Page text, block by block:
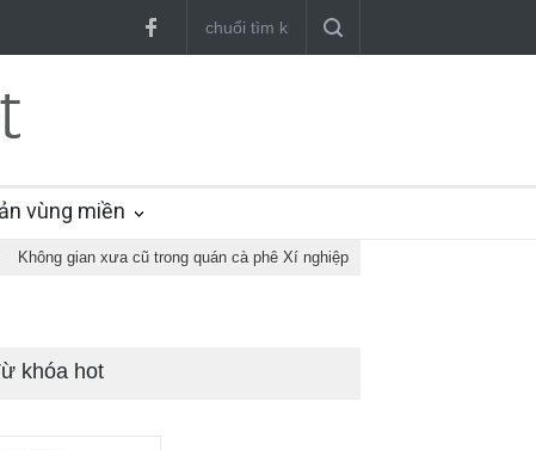
vùng miền
Không gian xưa cũ trong quán cà phê Xí nghiệp
khóa hot